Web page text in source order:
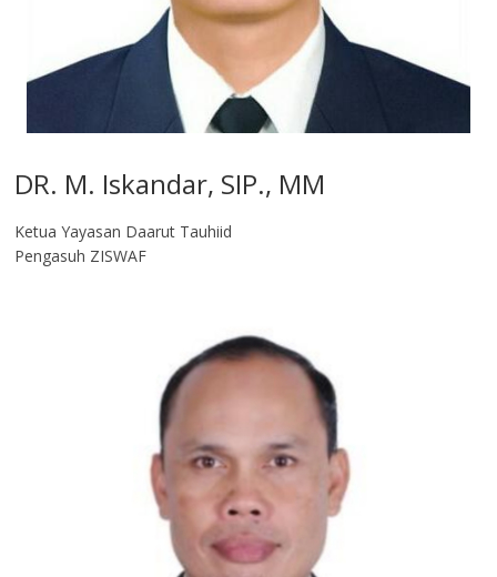
DR. M. Iskandar, SIP., MM
Ketua Yayasan Daarut Tauhiid
Pengasuh ZISWAF